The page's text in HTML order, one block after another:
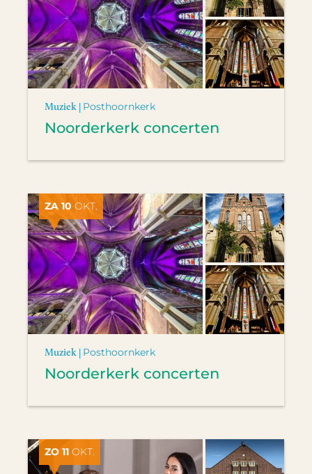
Muziek | Posthoornkerk
Noorderkerk concerten
ZA 10 OKT.
Muziek | Posthoornkerk
Noorderkerk concerten
ZO 11 OKT.